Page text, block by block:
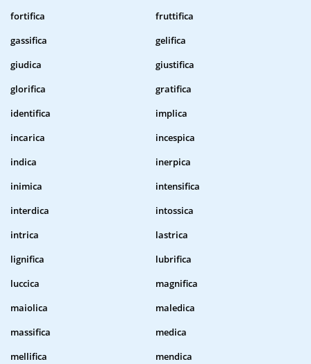
fortifica
fruttifica
gassifica
gelifica
giudica
giustifica
glorifica
gratifica
identifica
implica
incarica
incespica
indica
inerpica
inimica
intensifica
interdica
intossica
intrica
lastrica
lignifica
lubrifica
luccica
magnifica
maiolica
maledica
massifica
medica
mellifica
mendica